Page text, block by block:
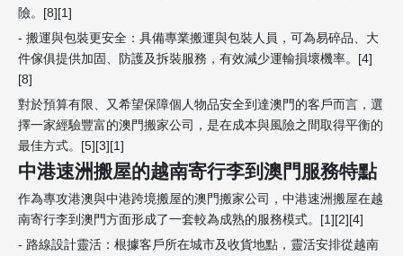
險。[8][1]
- 搬運與包裝更安全：具備專業搬運與包裝人員，可為易碎品、大
件傢俱提供加固、防護及拆裝服務，有效減少運輸損壞機率。[4]
[8]
對於預算有限、又希望保障個人物品安全到達澳門的客戶而言，選
擇一家經驗豐富的澳門搬家公司，是在成本與風險之間取得平衡的
最佳方式。[5][3][1]
中港速洲搬屋的越南寄行李到澳門服務特點
作為專攻港澳與中港跨境搬屋的澳門搬家公司，中港速洲搬屋在越
南寄行李到澳門方面形成了一套較為成熟的服務模式。[1][2][4]
- 路線設計靈活：根據客戶所在城市及收貨地點，靈活安排從越南